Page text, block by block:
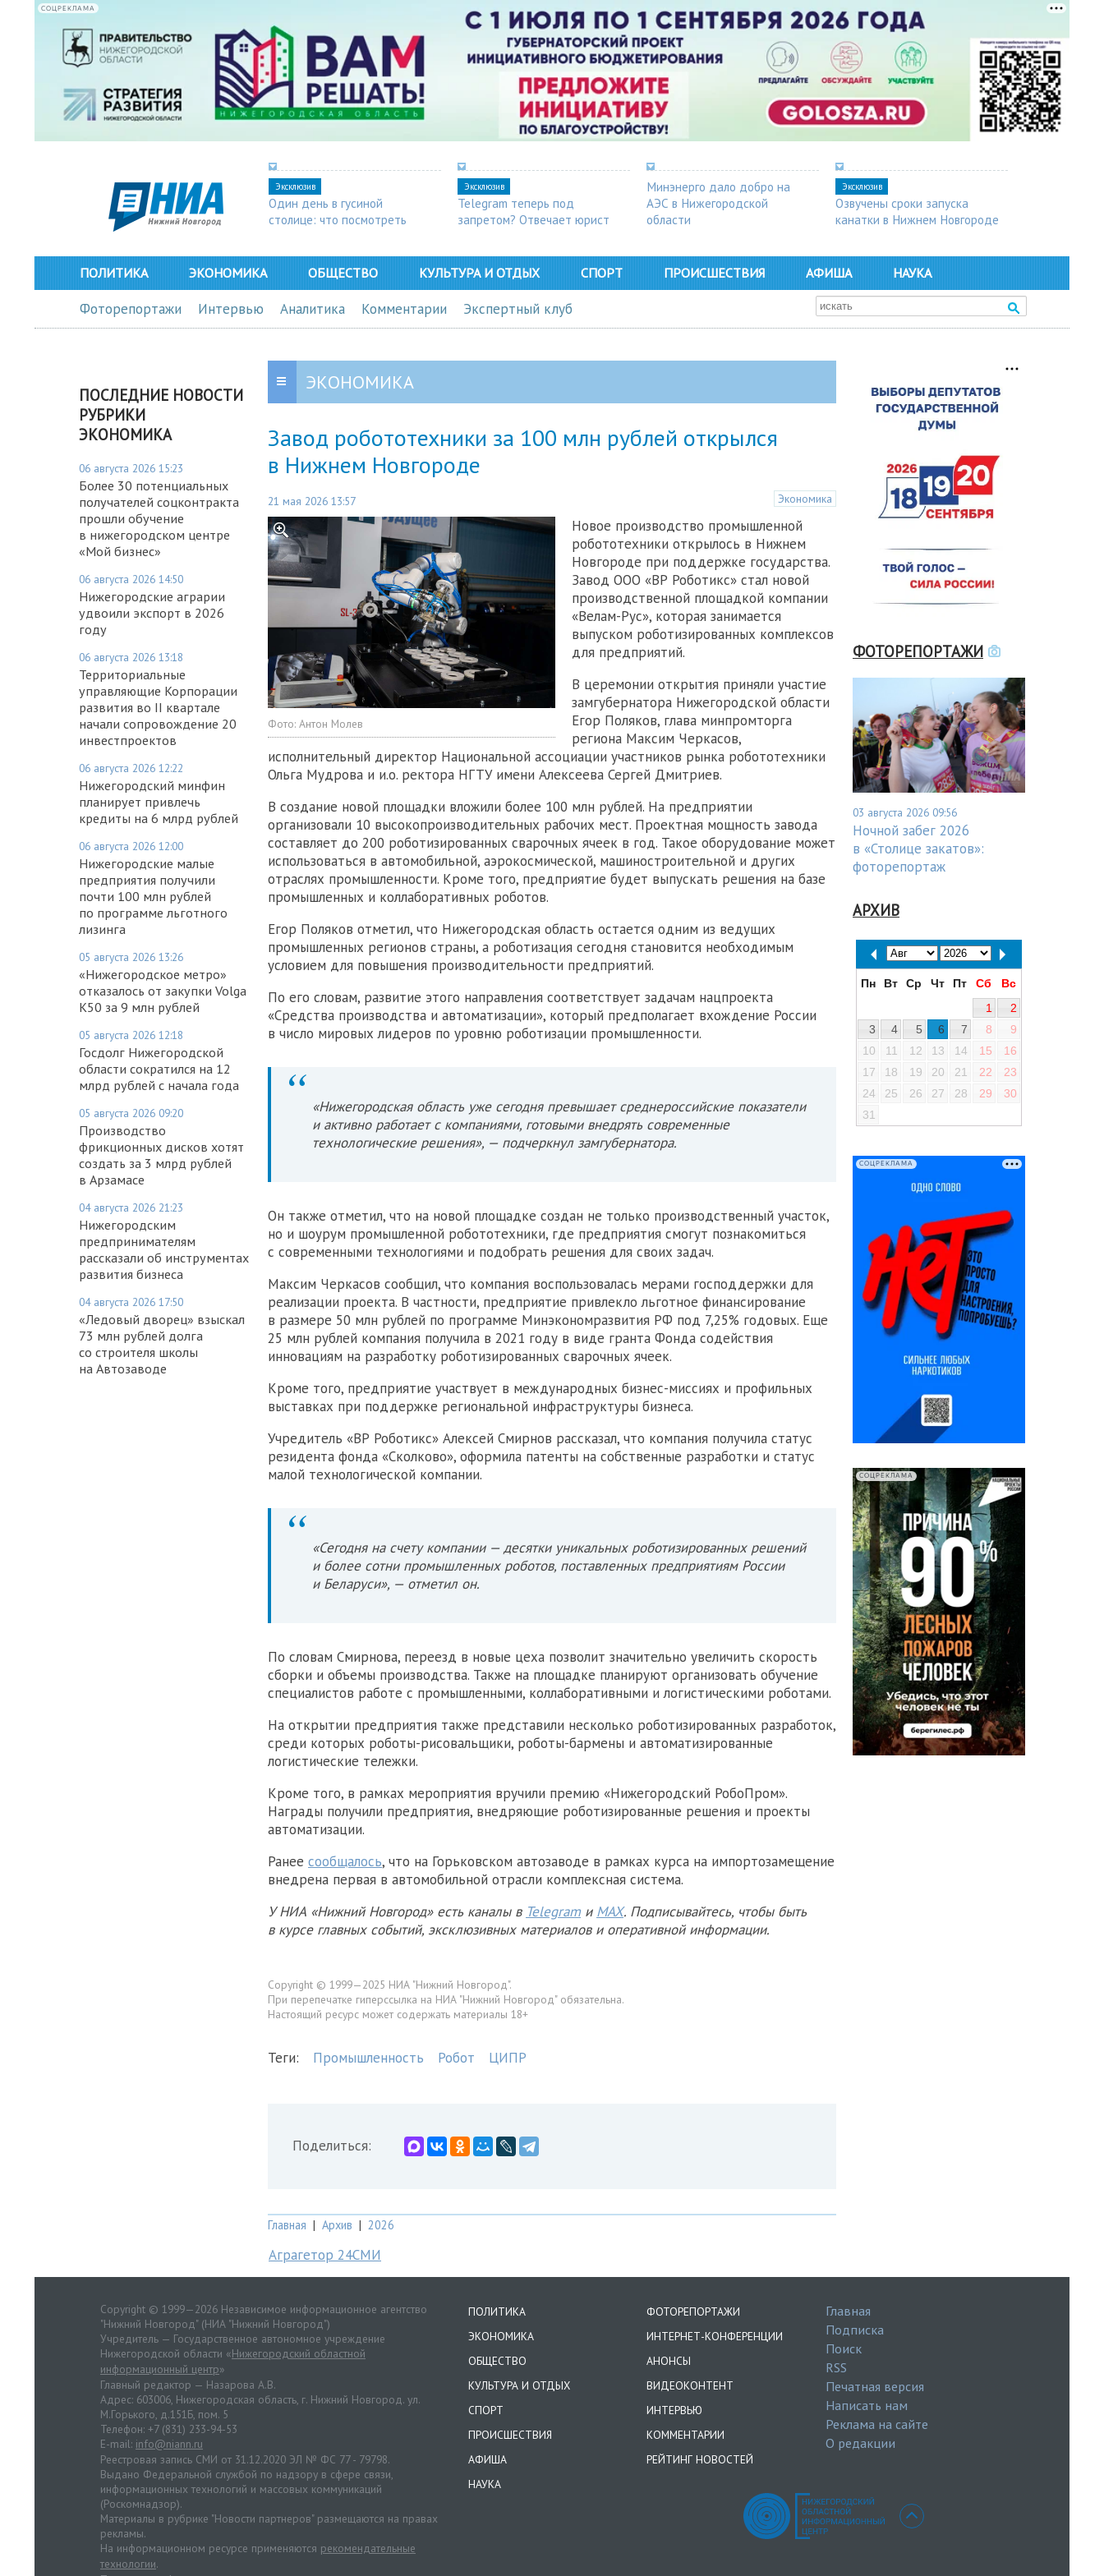
СОЦРЕКЛАМА
Эксклюзив
Один день в гусиной
столице: что посмотреть
Эксклюзив
Telegram теперь под
запретом? Отвечает юрист
Минэнерго дало добро на
АЭС в Нижегородской
области
Эксклюзив
Озвучены сроки запуска
канатки в Нижнем Новгороде
ПОЛИТИКА ЭКОНОМИКА ОБЩЕСТВО КУЛЬТУРА И ОТДЫХ СПОРТ ПРОИСШЕСТВИЯ АФИША НАУКА
Фоторепортажи Интервью Аналитика Комментарии Экспертный клуб
ПОСЛЕДНИЕ НОВОСТИ
РУБРИКИ
ЭКОНОМИКА
06 августа 2026 15:23
Более 30 потенциальных
получателей соцконтракта
прошли обучение
в нижегородском центре
«Мой бизнес»
06 августа 2026 14:50
Нижегородские аграрии
удвоили экспорт в 2026
году
06 августа 2026 13:18
Территориальные
управляющие Корпорации
развития во II квартале
начали сопровождение 20
инвестпроектов
06 августа 2026 12:22
Нижегородский минфин
планирует привлечь
кредиты на 6 млрд рублей
06 августа 2026 12:00
Нижегородские малые
предприятия получили
почти 100 млн рублей
по программе льготного
лизинга
05 августа 2026 13:26
«Нижегородское метро»
отказалось от закупки Volga
K50 за 9 млн рублей
05 августа 2026 12:18
Госдолг Нижегородской
области сократился на 12
млрд рублей с начала года
05 августа 2026 09:20
Производство
фрикционных дисков хотят
создать за 3 млрд рублей
в Арзамасе
04 августа 2026 21:23
Нижегородским
предпринимателям
рассказали об инструментах
развития бизнеса
04 августа 2026 17:50
«Ледовый дворец» взыскал
73 млн рублей долга
со строителя школы
на Автозаводе
ЭКОНОМИКА
Завод робототехники за 100 млн рублей открылся
в Нижнем Новгороде
21 мая 2026 13:57 Экономика
Фото: Антон Молев
Новое производство промышленной
робототехники открылось в Нижнем
Новгороде при поддержке государства.
Завод ООО «ВР Роботикс» стал новой
производственной площадкой компании
«Велам-Рус», которая занимается
выпуском роботизированных комплексов
для предприятий.
В церемонии открытия приняли участие
замгубернатора Нижегородской области
Егор Поляков, глава минпромторга
региона Максим Черкасов,
исполнительный директор Национальной ассоциации участников рынка робототехники
Ольга Мудрова и и.о. ректора НГТУ имени Алексеева Сергей Дмитриев.
В создание новой площадки вложили более 100 млн рублей. На предприятии
организовали 10 высокопроизводительных рабочих мест. Проектная мощность завода
составляет до 200 роботизированных сварочных ячеек в год. Такое оборудование может
использоваться в автомобильной, аэрокосмической, машиностроительной и других
отраслях промышленности. Кроме того, предприятие будет выпускать решения на базе
промышленных и коллаборативных роботов.
Егор Поляков отметил, что Нижегородская область остается одним из ведущих
промышленных регионов страны, а роботизация сегодня становится необходимым
условием для повышения производительности предприятий.
По его словам, развитие этого направления соответствует задачам нацпроекта
«Средства производства и автоматизации», который предполагает вхождение России
в число мировых лидеров по уровню роботизации промышленности.
«Нижегородская область уже сегодня превышает среднероссийские показатели
и активно работает с компаниями, готовыми внедрять современные
технологические решения», — подчеркнул замгубернатора.
Он также отметил, что на новой площадке создан не только производственный участок,
но и шоурум промышленной робототехники, где предприятия смогут познакомиться
с современными технологиями и подобрать решения для своих задач.
Максим Черкасов сообщил, что компания воспользовалась мерами господдержки для
реализации проекта. В частности, предприятие привлекло льготное финансирование
в размере 50 млн рублей по программе Минэкономразвития РФ под 7,25% годовых. Еще
25 млн рублей компания получила в 2021 году в виде гранта Фонда содействия
инновациям на разработку роботизированных сварочных ячеек.
Кроме того, предприятие участвует в международных бизнес-миссиях и профильных
выставках при поддержке региональной инфраструктуры бизнеса.
Учредитель «ВР Роботикс» Алексей Смирнов рассказал, что компания получила статус
резидента фонда «Сколково», оформила патенты на собственные разработки и статус
малой технологической компании.
«Сегодня на счету компании — десятки уникальных роботизированных решений
и более сотни промышленных роботов, поставленных предприятиям России
и Беларуси», — отметил он.
По словам Смирнова, переезд в новые цеха позволит значительно увеличить скорость
сборки и объемы производства. Также на площадке планируют организовать обучение
специалистов работе с промышленными, коллаборативными и логистическими роботами.
На открытии предприятия также представили несколько роботизированных разработок,
среди которых роботы-рисовальщики, роботы-бармены и автоматизированные
логистические тележки.
Кроме того, в рамках мероприятия вручили премию «Нижегородский РобоПром».
Награды получили предприятия, внедряющие роботизированные решения и проекты
автоматизации.
Ранее сообщалось, что на Горьковском автозаводе в рамках курса на импортозамещение
внедрена первая в автомобильной отрасли комплексная система.
У НИА «Нижний Новгород» есть каналы в Telegram и MAX. Подписывайтесь, чтобы быть
в курсе главных событий, эксклюзивных материалов и оперативной информации.
Copyright © 1999—2025 НИА "Нижний Новгород".
При перепечатке гиперссылка на НИА "Нижний Новгород" обязательна.
Настоящий ресурс может содержать материалы 18+
Теги: Промышленность Робот ЦИПР
Поделиться:
Главная | Архив | 2026
Аграгетор 24СМИ
ФОТОРЕПОРТАЖИ
03 августа 2026 09:56
Ночной забег 2026
в «Столице закатов»:
фоторепортаж
АРХИВ
Пн Вт Ср Чт Пт Сб
Вс
1
2
3
4 5 6 7 8
9
10
11 12 13 14 15
16
17
18 19 20 21 22
23
24
25 26 27 28 29
30
31
СОЦРЕКЛАМА
СОЦРЕКЛАМА
Copyright © 1999—2026 Независимое информационное агентство
"Нижний Новгород" (НИА "Нижний Новгород")
Учредитель — Государственное автономное учреждение
Нижегородской области «Нижегородский областной
информационный центр»
Главный редактор — Назарова А.В.
Адрес: 603006, Нижегородская область, г. Нижний Новгород. ул.
М.Горького, д.151Б, пом. 5
Телефон: +7 (831) 233-94-53
E-mail: info@niann.ru
Реестровая запись СМИ от 31.12.2020 ЭЛ № ФС 77 - 79798.
Выдано Федеральной службой по надзору в сфере связи,
информационных технологий и массовых коммуникаций
(Роскомнадзор).
Материалы в рубрике "Новости партнеров" размещаются на правах
рекламы.
На информационном ресурсе применяются рекомендательные
технологии.
ПОЛИТИКА
ЭКОНОМИКА
ОБЩЕСТВО
КУЛЬТУРА И ОТДЫХ
СПОРТ
ПРОИСШЕСТВИЯ
АФИША
НАУКА
ФОТОРЕПОРТАЖИ
ИНТЕРНЕТ-КОНФЕРЕНЦИИ
АНОНСЫ
ВИДЕОКОНТЕНТ
ИНТЕРВЬЮ
КОММЕНТАРИИ
РЕЙТИНГ НОВОСТЕЙ
Главная
Подписка
Поиск
RSS
Печатная версия
Написать нам
Реклама на сайте
О редакции